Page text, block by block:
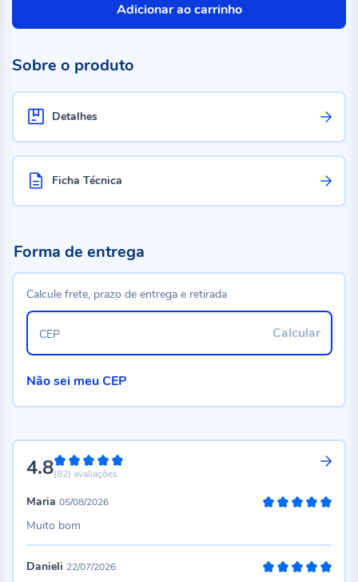
Adicionar ao carrinho
Sobre o produto
Detalhes
Ficha Técnica
4.896%
(82) avaliações
Maria 05/08/2026
Muito bom
Danieli 22/07/2026
Forma de entrega
Calcule frete, prazo de entrega e retirada
Calcular
CEP
Não sei meu CEP